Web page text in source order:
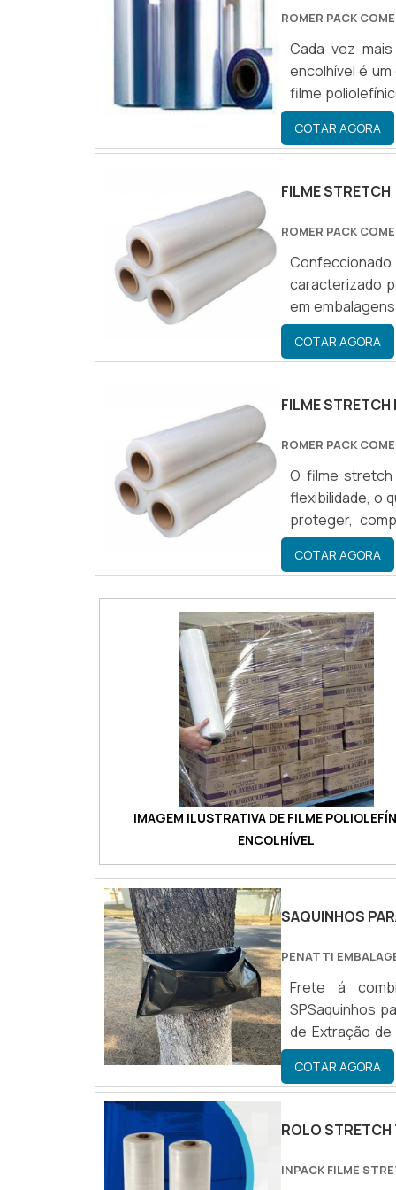
ROMER PACK
Cada vez
encolhível é
filme
diversos tipos
encolhível é,
proteção do
COTAR AGORA
FILME STRETCH
ROMER PACK
caracterizado
em
protege
São aplicações
COTAR AGORA
FILME STRETCH
ROMER PACK
O filme stretch
flexibilidade, o
proteger,
facilidade de
COTAR AGORA
IMAGEM ILUSTRATIVA DE FILME
ENCOLHÍVEL
SAQUINHOS
PENATTI
Frete á
SPSaquinhos
de Extração de
desempenha
processo de
finalidade
saquinhos para
Paulo:Design
COTAR AGORA
ROLO STRETCH
INPACK FILME